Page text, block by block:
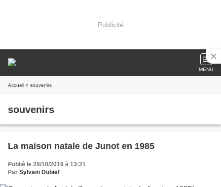
Publicité
MENU
Accueil » souvenirs
souvenirs
La maison natale de Junot en 1985
Publié le 28/10/2019 à 13:21
Par Sylvain Dubief